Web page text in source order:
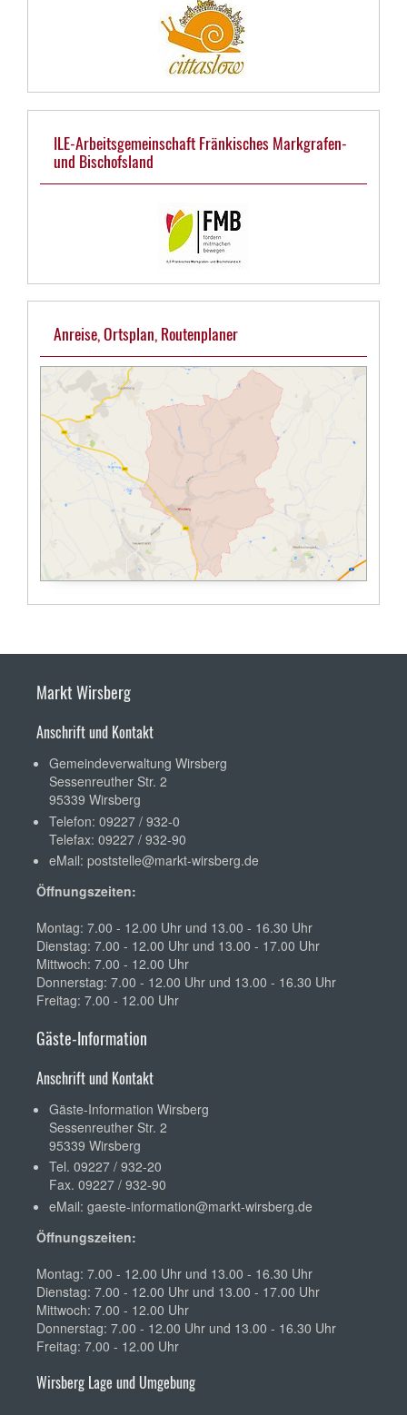
ILE-Arbeitsgemeinschaft Fränkisches Markgrafen-
und Bischofsland
Anreise, Ortsplan, Routenplaner
Markt Wirsberg
Anschrift und Kontakt
Gemeindeverwaltung Wirsberg
Sessenreuther Str. 2
95339 Wirsberg
Telefon: 09227 / 932-0
Telefax: 09227 / 932-90
eMail: poststelle@markt-wirsberg.de
Öffnungszeiten:
Montag: 7.00 - 12.00 Uhr und 13.00 - 16.30 Uhr
Dienstag: 7.00 - 12.00 Uhr und 13.00 - 17.00 Uhr
Mittwoch: 7.00 - 12.00 Uhr
Donnerstag: 7.00 - 12.00 Uhr und 13.00 - 16.30 Uhr
Freitag: 7.00 - 12.00 Uhr
Gäste-Information
Anschrift und Kontakt
Gäste-Information Wirsberg
Sessenreuther Str. 2
95339 Wirsberg
Tel. 09227 / 932-20
Fax. 09227 / 932-90
eMail: gaeste-information@markt-wirsberg.de
Öffnungszeiten:
Montag: 7.00 - 12.00 Uhr und 13.00 - 16.30 Uhr
Dienstag: 7.00 - 12.00 Uhr und 13.00 - 17.00 Uhr
Mittwoch: 7.00 - 12.00 Uhr
Donnerstag: 7.00 - 12.00 Uhr und 13.00 - 16.30 Uhr
Freitag: 7.00 - 12.00 Uhr
Wirsberg Lage und Umgebung